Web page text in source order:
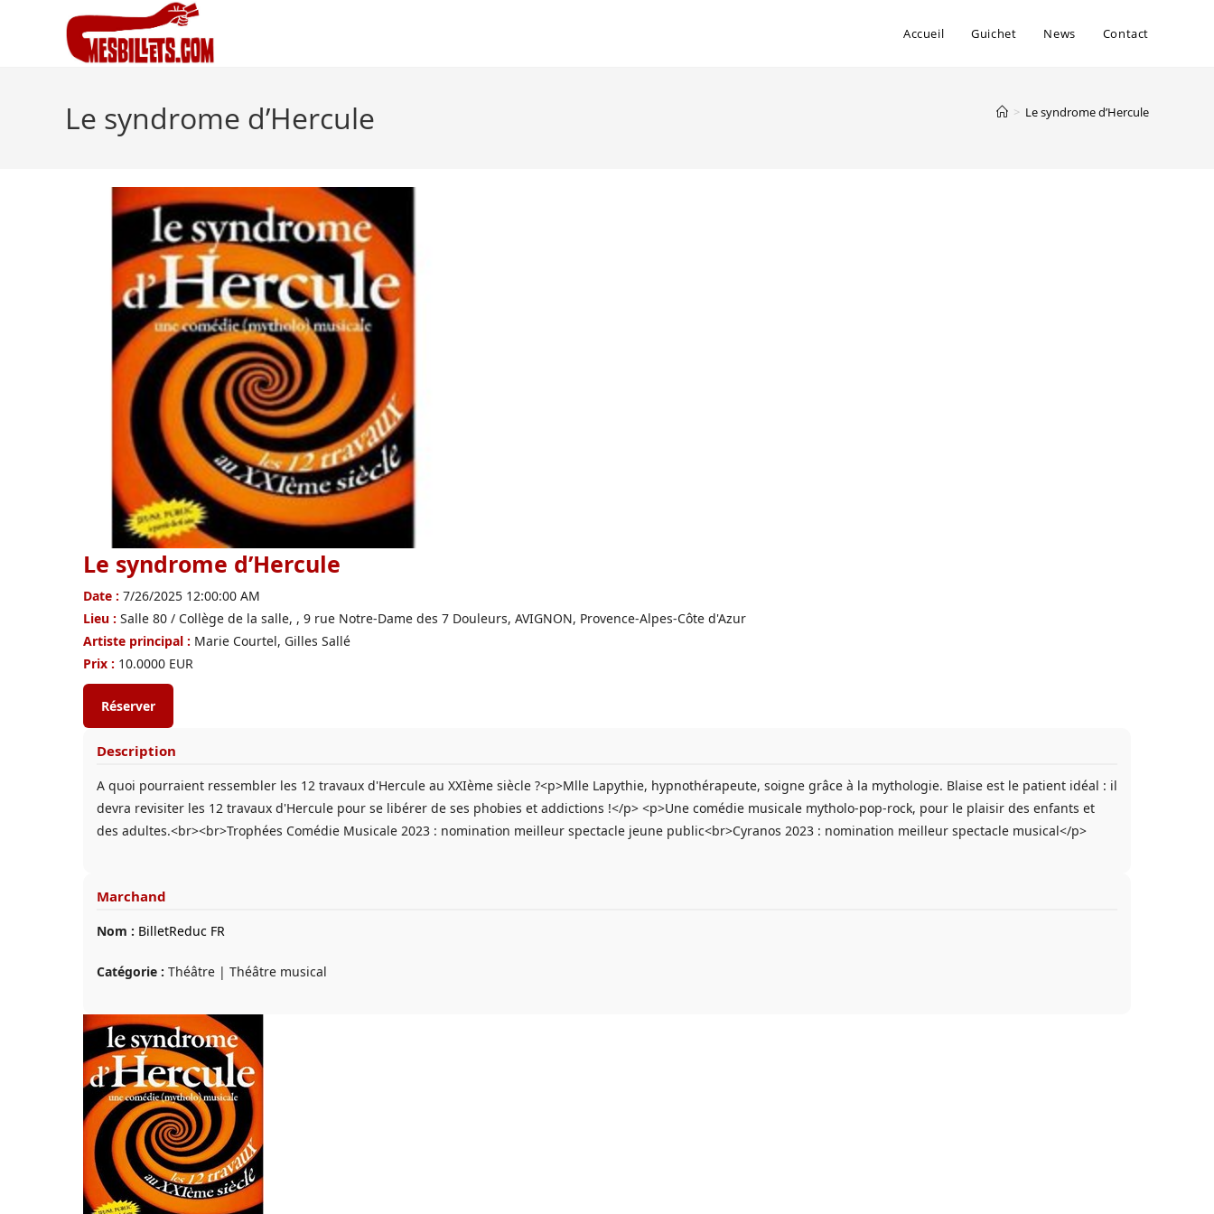
Accueil Guichet News Contact
Le syndrome d’Hercule > Le syndrome d’Hercule
Le syndrome d’Hercule
Date : 7/26/2025 12:00:00 AM
Lieu : Salle 80 / Collège de la salle, , 9 rue Notre-Dame des 7 Douleurs, AVIGNON, Provence-Alpes-Côte d'Azur
Artiste principal : Marie Courtel, Gilles Sallé
Prix : 10.0000 EUR
Réserver
Description
A quoi pourraient ressembler les 12 travaux d'Hercule au XXIème siècle ?<p>Mlle Lapythie, hypnothérapeute, soigne grâce à la mythologie. Blaise est le patient idéal : il
devra revisiter les 12 travaux d'Hercule pour se libérer de ses phobies et addictions !</p> <p>Une comédie musicale mytholo-pop-rock, pour le plaisir des enfants et
des adultes.<br><br>Trophées Comédie Musicale 2023 : nomination meilleur spectacle jeune public<br>Cyranos 2023 : nomination meilleur spectacle musical</p>
Marchand
Nom : BilletReduc FR
Catégorie : Théâtre | Théâtre musical